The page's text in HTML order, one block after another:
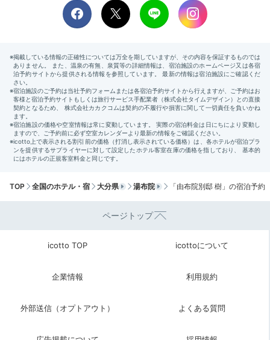
☆ふもも☆さんの投稿
朝食はアメリカンブレックファースト形式。 地元ベーカ
す。ダイニングで朝の庭園を眺めつつ、優雅な気分で頂
きましょ。
milksan27
温泉宿には珍しい洋食。どれもこれもおいしすぎまし
11:00
のんびり庭園散歩
TOP 全国のホテル・宿 大分県 湯布院 「由布院別邸 樹」の宿泊予約
ページトップ
icotto TOP icottoについて
企業情報 利用規約
外部送信（オプトアウト） よくある質問